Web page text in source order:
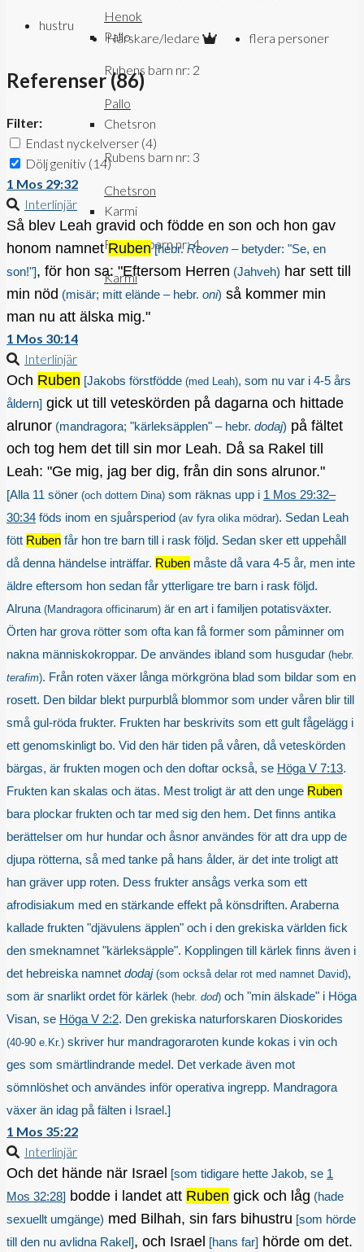
Henok
Pallo
Rubens barn nr: 2
Pallo
Chetsron
Rubens barn nr: 3
Chetsron
Karmi
Rubens barn nr: 4
Karmi
hustru
Härskare/ledare flera personer
Referenser (86)
Filter:
Endast nyckelverser (4)
Dölj genitiv (14)
1 Mos 29:32
Interlinjär
Så blev Leah gravid och födde en son och hon gav
honom namnetRuben[hebr.Reoven – betyder: "Se, en
son!"], för hon sa: "Eftersom Herren (Jahveh) har sett till
min nöd (misär; mitt elände – hebr. oni) så kommer min
man nu att älska mig."
1 Mos 30:14
Interlinjär
Och Ruben [Jakobs förstfödde (med Leah), som nu var i 4-5 års
åldern] gick ut till veteskörden på dagarna och hittade
alrunor (mandragora; "kärleksäpplen" – hebr. dodaj) på fältet
och tog hem det till sin mor Leah. Då sa Rakel till
Leah: "Ge mig, jag ber dig, från din sons alrunor."
[Alla 11 söner (och dottern Dina) som räknas upp i 1 Mos 29:32–
30:34 föds inom en sjuårsperiod (av fyra olika mödrar). Sedan Leah
fött Ruben får hon tre barn till i rask följd. Sedan sker ett uppehåll
då denna händelse inträffar. Ruben måste då vara 4-5 år, men inte
äldre eftersom hon sedan får ytterligare tre barn i rask följd.
Alruna(Mandragora officinarum) är en art i familjen potatisväxter.
Örten har grova rötter som ofta kan få former som påminner om
nakna människokroppar. De användes ibland som husgudar (hebr.
terafim). Från roten växer långa mörkgröna blad som bildar som en
rosett. Den bildar blekt purpurblå blommor som under våren blir till
små gul-röda frukter. Frukten har beskrivits som ett gult fågelägg i
ett genomskinligt bo. Vid den här tiden på våren, då veteskörden
bärgas, är frukten mogen och den doftar också, se Höga V 7:13.
Frukten kan skalas och ätas. Mest troligt är att den unge Ruben
bara plockar frukten och tar med sig den hem. Det finns antika
berättelser om hur hundar och åsnor användes för att dra upp de
djupa rötterna, så med tanke på hans ålder, är det inte troligt att
han gräver upp roten. Dess frukter ansågs verka som ett
afrodisiakum med en stärkande effekt på könsdriften. Araberna
kallade frukten "djävulens äpplen" och i den grekiska världen fick
den smeknamnet "kärleksäpple". Kopplingen till kärlek finns även i
det hebreiska namnet dodaj(som också delar rot med namnet David),
som är snarlikt ordet för kärlek (hebr. dod) och "min älskade" i Höga
Visan, se Höga V 2:2. Den grekiska naturforskaren Dioskorides
(40-90 e.Kr.) skriver hur mandragoraroten kunde kokas i vin och
ges som smärtlindrande medel. Det verkade även mot
sömnlöshet och användes inför operativa ingrepp. Mandragora
växer än idag på fälten i Israel.]
1 Mos 35:22
Interlinjär
Och det hände när Israel [som tidigare hette Jakob, se 1
Mos 32:28] bodde i landet att Ruben gick och låg (hade
sexuellt umgänge) med Bilhah, sin fars bihustru [som hörde
till den nu avlidna Rakel], och Israel [hans far] hörde om det.